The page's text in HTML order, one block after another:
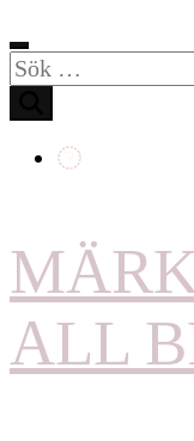
Sök
efter:
ALL